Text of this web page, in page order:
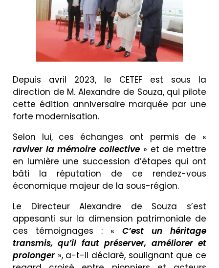
Depuis avril 2023, le CETEF est sous la
direction de M. Alexandre de Souza, qui pilote
cette édition anniversaire marquée par une
forte modernisation.
Selon lui, ces échanges ont permis de «
raviver la mémoire collective » et de mettre
en lumière une succession d’étapes qui ont
bâti la réputation de ce rendez-vous
économique majeur de la sous-région.
Le Directeur Alexandre de Souza s’est
appesanti sur la dimension patrimoniale de
ces témoignages : « C’est un héritage
transmis, qu’il faut préserver, améliorer et
prolonger», a-t-il déclaré, soulignant que ce